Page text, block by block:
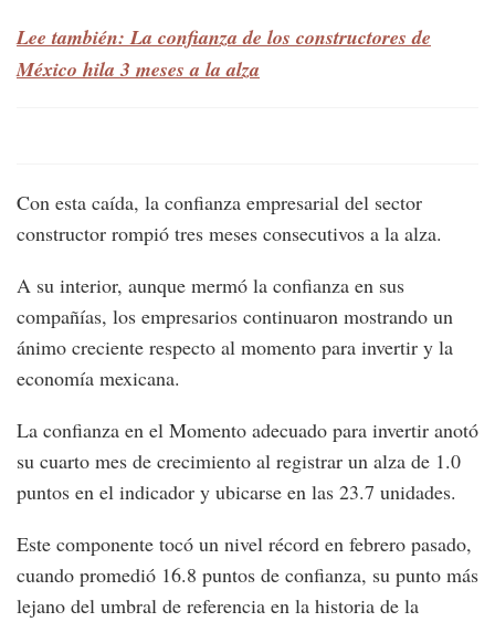
Lee también: La confianza de los constructores de
México hila 3 meses a la alza
Con esta caída, la confianza empresarial del sector
constructor rompió tres meses consecutivos a la alza.
A su interior, aunque mermó la confianza en sus
compañías, los empresarios continuaron mostrando un
ánimo creciente respecto al momento para invertir y la
economía mexicana.
La confianza en el Momento adecuado para invertir anotó
su cuarto mes de crecimiento al registrar un alza de 1.0
puntos en el indicador y ubicarse en las 23.7 unidades.
Este componente tocó un nivel récord en febrero pasado,
cuando promedió 16.8 puntos de confianza, su punto más
lejano del umbral de referencia en la historia de la